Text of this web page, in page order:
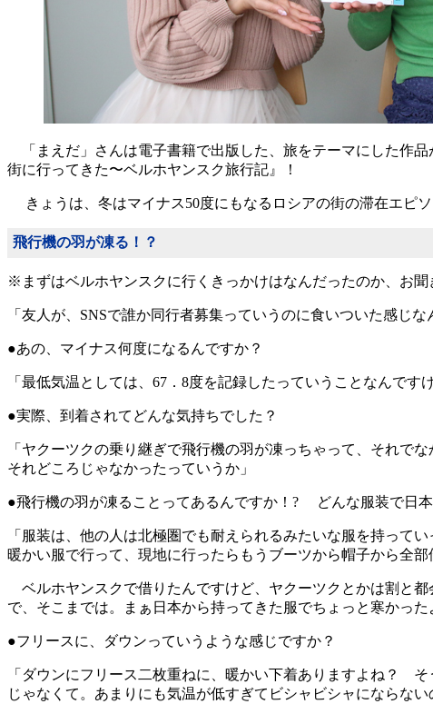
「まえだ」さんは電子書籍で出版した、旅をテーマにした作
街に行ってきた〜ベルホヤンスク旅行記』！
きょうは、冬はマイナス50度にもなるロシアの街の滞在エピ
飛行機の羽が凍る！？
※まずはベルホヤンスクに行くきっかけはなんだったのか、お聞
「友人が、SNSで誰か同行者募集っていうのに食いついた感じな
●あの、マイナス何度になるんですか？
「最低気温としては、67．8度を記録したっていうことなんです
●実際、到着されてどんな気持ちでした？
「ヤクーツクの乗り継ぎで飛行機の羽が凍っちゃって、それで
それどころじゃなかったっていうか」
●飛行機の羽が凍ることってあるんですか！? どんな服装で日
「服装は、他の人は北極圏でも耐えられるみたいな服を持って
暖かい服で行って、現地に行ったらもうブーツから帽子から全部
ベルホヤンスクで借りたんですけど、ヤクーツクとかは割と
で、そこまでは。まぁ日本から持ってきた服でちょっと寒かっ
●フリースに、ダウンっていうような感じですか？
「ダウンにフリース二枚重ねに、暖かい下着ありますよね？
じゃなくて。あまりにも気温が低すぎてビシャビシャにならな